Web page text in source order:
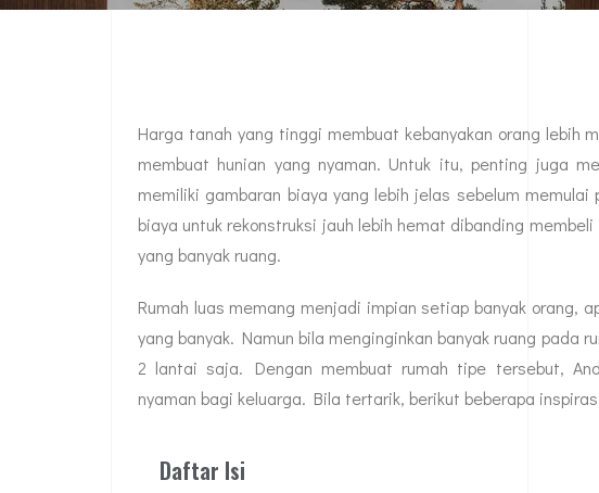
Harga tanah yang tinggi membuat kebanyakan orang lebih
membuat hunian yang nyaman. Untuk itu, penting juga
memiliki gambaran biaya yang lebih jelas sebelum
biaya untuk rekonstruksi jauh lebih hemat dibanding
yang banyak ruang.
Rumah luas memang menjadi impian setiap banyak orang,
yang banyak. Namun bila menginginkan banyak ruang pada
2 lantai saja. Dengan membuat rumah tipe tersebut,
nyaman bagi keluarga. Bila tertarik, berikut beberapa
Daftar Isi